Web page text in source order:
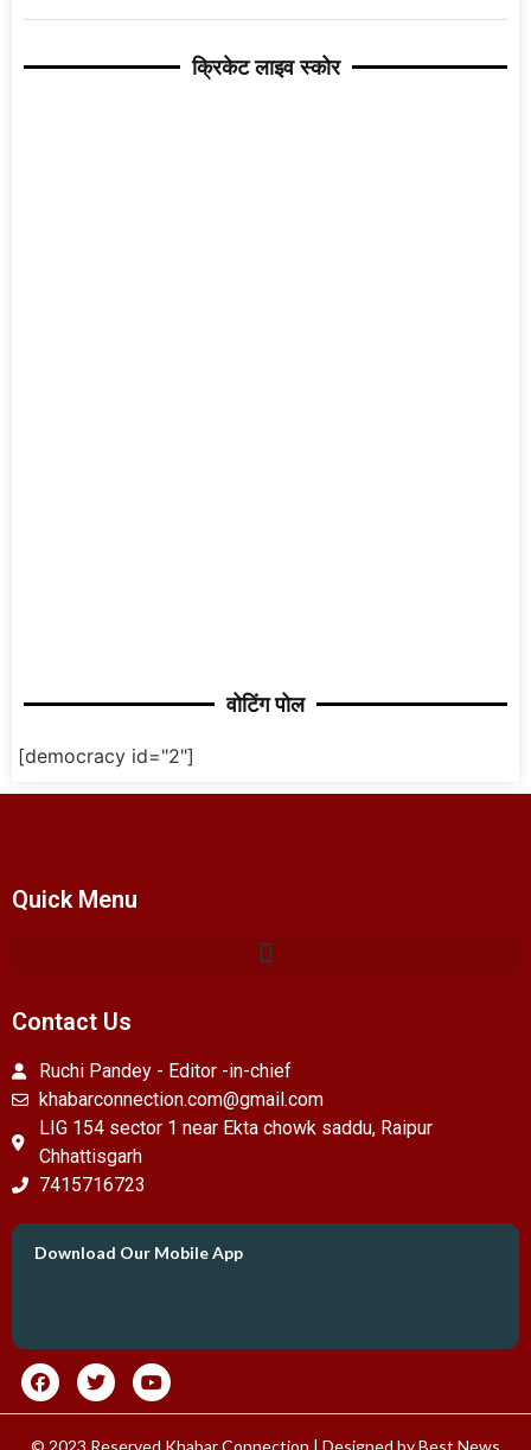
क्रिकेट लाइव स्कोर
वोटिंग पोल
[democracy id="2"]
Quick Menu
Contact Us
Ruchi Pandey - Editor -in-chief
khabarconnection.com@gmail.com
LIG 154 sector 1 near Ekta chowk saddu, Raipur
Chhattisgarh
7415716723
Download Our Mobile App
© 2023 Reserved Khabar Connection | Designed byBest News